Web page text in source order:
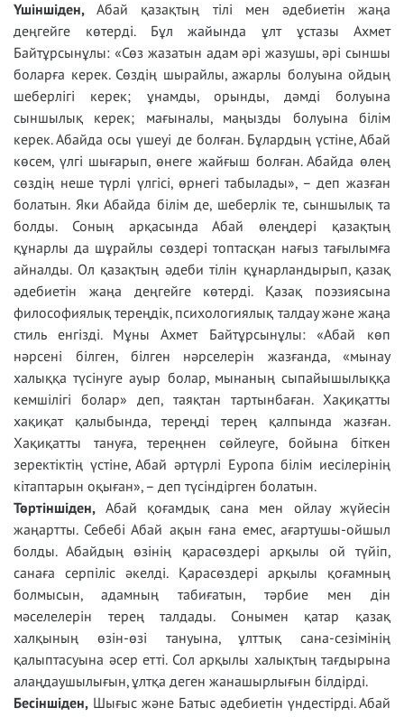
Үшіншіден,Абай қазақтың тілі мен әдебиетін жаңа
деңгейге көтерді. Бұл жайында ұлт ұстазы Ахмет
Байтұрсынұлы: «Сөз жазатын адам әрі жазушы, әрі сыншы
боларға керек. Сөздің шырайлы, ажарлы болуына ойдың
шеберлігі керек; ұнамды, орынды, дәмді болуына
сыншылық керек; мағыналы, маңызды болуына білім
керек. Абайда осы үшеуі де болған. Бұлардың үстіне, Абай
көсем, үлгі шығарып, өнеге жайғыш болған. Абайда өлең
сөздің неше түрлі үлгісі, өрнегі табылады», – деп жазған
болатын. Яки Абайда білім де, шеберлік те, сыншылық та
болды. Соның арқасында Абай өлеңдері қазақтың
құнарлы да шұрайлы сөздері топтасқан нағыз тағылымға
айналды. Ол қазақтың әдеби тілін құнарландырып, қазақ
әдебиетін жаңа деңгейге көтерді. Қазақ поэзиясына
философиялық тереңдік, психологиялық талдау және жаңа
стиль енгізді. Мұны Ахмет Байтұрсынұлы: «Абай көп
нәрсені білген, білген нәрселерін жазғанда, «мынау
халыққа түсінуге ауыр болар, мынаның сыпайышылыққа
кемшілігі болар» деп, таяқтан тартынбаған. Хақиқатты
хақиқат қалыбында, тереңді терең қалпында жазған.
Хақиқатты тануға, тереңнен сөйлеуге, бойына біткен
зеректіктің үстіне, Абай әртүрлі Еуропа білім иесілерінің
кітаптарын оқыған», – деп түсіндірген болатын.
Төртіншіден, Абай қоғамдық сана мен ойлау жүйесін
жаңартты. Себебі Абай ақын ғана емес, ағартушы-ойшыл
болды. Абайдың өзінің қарасөздері арқылы ой түйіп,
санаға серпіліс әкелді. Қарасөздері арқылы қоғамның
болмысын, адамның табиғатын, тәрбие мен дін
мәселелерін терең талдады. Сонымен қатар қазақ
халқының өзін-өзі тануына, ұлттық сана-сезімінің
қалыптасуына әсер етті. Сол арқылы халықтың тағдырына
алаңдаушылығын, ұлтқа деген жанашырлығын білдірді.
Бесіншіден, Шығыс және Батыс әдебиетін үндестірді. Абай